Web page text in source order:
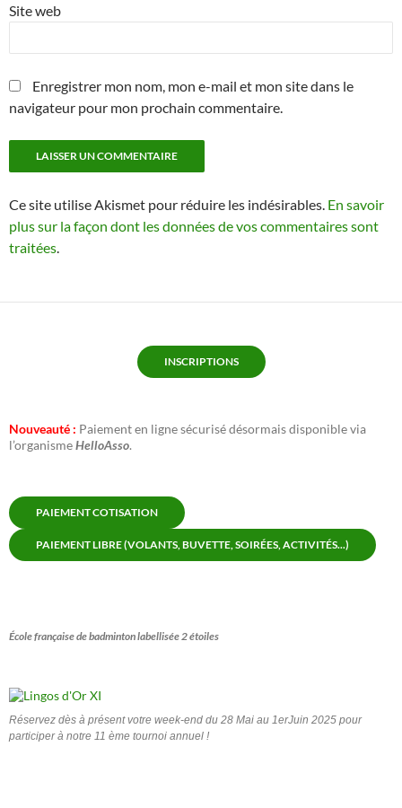
Site web
Enregistrer mon nom, mon e-mail et mon site dans le
navigateur pour mon prochain commentaire.
Ce site utilise Akismet pour réduire les indésirables. En savoir
plus sur la façon dont les données de vos commentaires sont
traitées.
INSCRIPTIONS
Nouveauté : Paiement en ligne sécurisé désormais disponible via
l’organismeHelloAsso.
PAIEMENT COTISATION
PAIEMENT LIBRE (VOLANTS, BUVETTE, SOIRÉES, ACTIVITÉS...)
École française de badminton labellisée 2 étoiles
Réservez dès à présent votre week-end du 28 Mai au 1erJuin 2025 pour
participer à notre 11 ème tournoi annuel !